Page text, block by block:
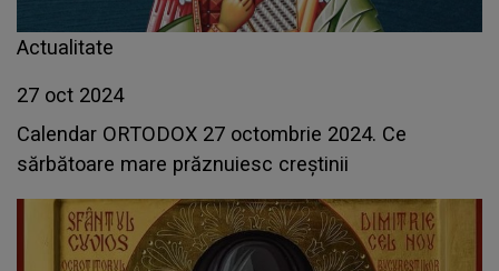
Actualitate
27 oct 2024
Calendar ORTODOX 27 octombrie 2024. Ce
sărbătoare mare prăznuiesc creștinii